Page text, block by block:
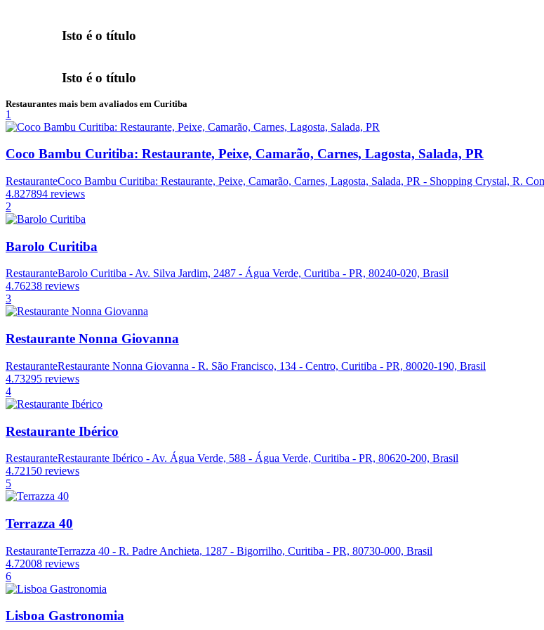
Isto é o título
Isto é o título
Restaurantes mais bem avaliados em Curitiba
1
Coco Bambu Curitiba: Restaurante, Peixe, Camarão, Carnes, Lagosta, Salada, PR
RestauranteCoco Bambu Curitiba: Restaurante, Peixe, Camarão, Carnes, Lagosta, Salada, PR - Shopping Crystal, R.
4.827894 reviews
2
Barolo Curitiba
RestauranteBarolo Curitiba - Av. Silva Jardim, 2487 - Água Verde, Curitiba - PR, 80240-020, Brasil
4.76238 reviews
3
Restaurante Nonna Giovanna
RestauranteRestaurante Nonna Giovanna - R. São Francisco, 134 - Centro, Curitiba - PR, 80020-190, Brasil
4.73295 reviews
4
Restaurante Ibérico
RestauranteRestaurante Ibérico - Av. Água Verde, 588 - Água Verde, Curitiba - PR, 80620-200, Brasil
4.72150 reviews
5
Terrazza 40
RestauranteTerrazza 40 - R. Padre Anchieta, 1287 - Bigorrilho, Curitiba - PR, 80730-000, Brasil
4.72008 reviews
6
Lisboa Gastronomia